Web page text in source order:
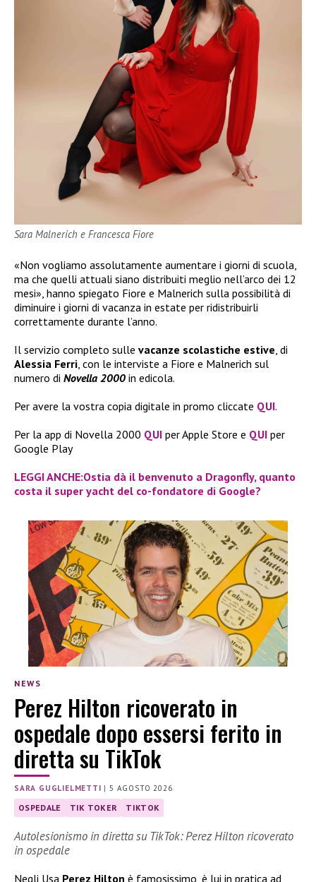
Sara Malnerich e Francesca Fiore
«Non vogliamo assolutamente aumentare i giorni di scuola,
ma che quelli attuali siano distribuiti meglio nell’arco dei 12
mesi», hanno spiegato Fiore e Malnerich sulla possibilità di
diminuire i giorni di vacanza in estate per ridistribuirli
correttamente durante l’anno.
Il servizio completo sulle vacanze scolastiche estive , di
Alessia Ferri , con le interviste a Fiore e Malnerich sul
numero di Novella 2000 in edicola.
Per avere la vostra copia digitale in promo cliccate QUI.
Per la app di Novella 2000 QUI per Apple Store e QUI per
Google Play
LEGGI ANCHE:Ostia dà il benvenuto a Dragonfly, quanto
costa il super yacht del co-fondatore di Google?
NEWS
Perez Hilton ricoverato in
ospedale dopo essersi ferito in
diretta su TikTok
SARA GUGLIELMETTI |5 AGOSTO 2026
OSPEDALE TIK TOKER TIKTOK
Autolesionismo in diretta su TikTok: Perez Hilton ricoverato
in ospedale
Negli Usa Perez Hilton è famosissimo, è lui in pratica ad